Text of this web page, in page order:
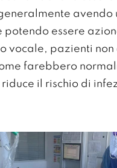
avendo
potendo essere
vocale, pazienti non
farebbero
il rischio di